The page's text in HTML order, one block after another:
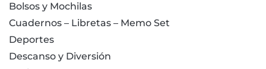
Bolsos y Mochilas
Cuadernos – Libretas – Memo Set
Deportes
Descanso y Diversión